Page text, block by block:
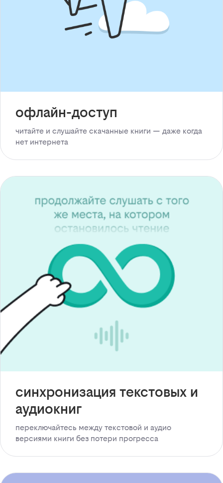
офлайн-доступ
читайте и слушайте скачанные книги — даже когда
нет интернета
синхронизация текстовых и
аудиокниг
переключайтесь между текстовой и аудио
версиями книги без потери прогресса